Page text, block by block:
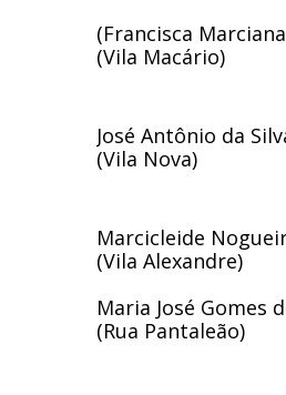
(Francisca
(Vila Macário)
José Antônio da
(Vila Nova)
Marcicleide
(Vila Alexandre)
Maria José Gomes
(Rua Pantaleão)